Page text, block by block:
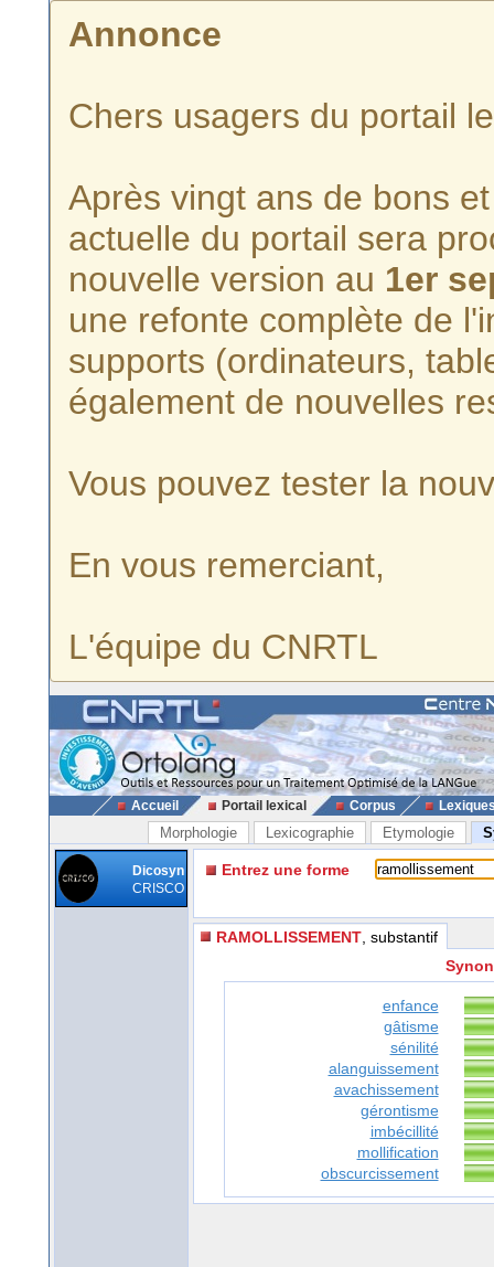
Annonce
Chers usagers du portail
Après vingt ans de bons
actuelle du portail sera
nouvelle version au 1er
une refonte complète de
supports (ordinateurs,
également de nouvelles
Vous pouvez tester la
En vous remerciant,
L'équipe du CNRTL
Accueil Portail lexical Corpus
Morphologie Lexicographie Etymologie
Dicosyn
CRISCO
Entrez une forme
RAMOLLISSEMENT , substantif
enfance
gâtisme
sénilité
alanguissement
avachissement
gérontisme
imbécillité
mollification
obscurcissement